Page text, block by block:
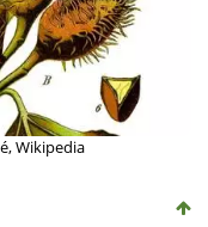
Wikipedia